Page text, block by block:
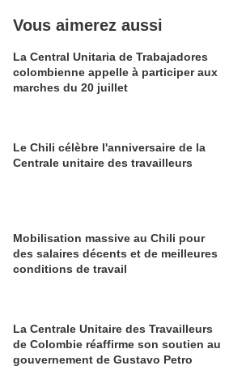
Vous aimerez aussi
La Central Unitaria de Trabajadores
colombienne appelle à participer aux
marches du 20 juillet
Le Chili célèbre l'anniversaire de la
Centrale unitaire des travailleurs
Mobilisation massive au Chili pour
des salaires décents et de meilleures
conditions de travail
La Centrale Unitaire des Travailleurs
de Colombie réaffirme son soutien au
gouvernement de Gustavo Petro